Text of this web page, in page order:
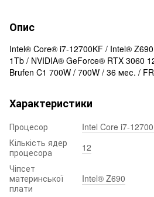
Опис
Intel® Core® i7-12700KF / Intel®
1Tb / NVIDIA® GeForce® RTX 3060
Brufen C1 700W / 700W / 36 мес. /
Характеристики
Процесор
Intel Core i7-
Кількість ядер
процесора
12
Чіпсет
материнської
плати
Intel® Z690